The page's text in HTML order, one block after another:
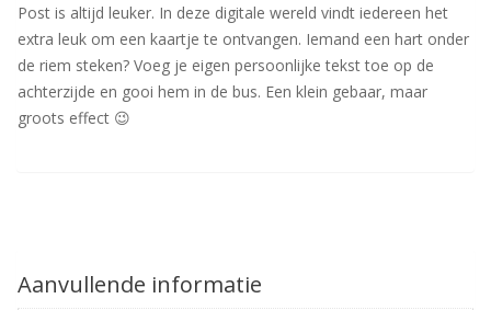
Post is altijd leuker. In deze digitale wereld vindt iedereen het
extra leuk om een kaartje te ontvangen. Iemand een hart onder
de riem steken? Voeg je eigen persoonlijke tekst toe op de
achterzijde en gooi hem in de bus. Een klein gebaar, maar
groots effect 😉
Aanvullende informatie